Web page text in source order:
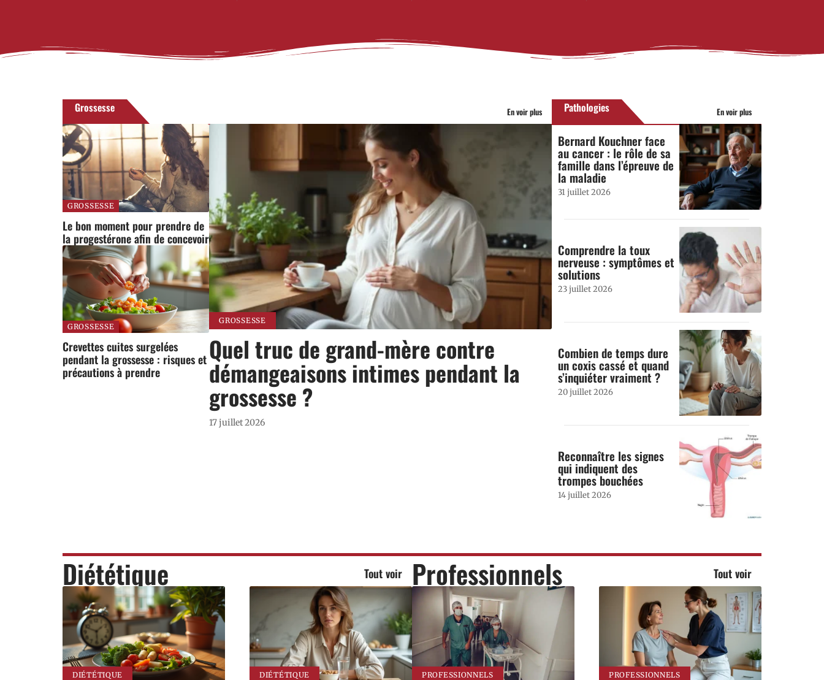
Grossesse En voir plus
GROSSESSE
Le bon moment pour prendre de
la progestérone afin de concevoir
GROSSESSE
Crevettes cuites surgelées
pendant la grossesse : risques et
précautions à prendre
GROSSESSE
Quel truc de grand-mère contre
démangeaisons intimes pendant la
grossesse ?
17 juillet 2026
Pathologies En voir plus
Bernard Kouchner face
au cancer : le rôle de sa
famille dans l’épreuve de
la maladie
31 juillet 2026
Comprendre la toux
nerveuse : symptômes et
solutions
23 juillet 2026
Combien de temps dure
un coxis cassé et quand
s’inquiéter vraiment ?
20 juillet 2026
Reconnaître les signes
qui indiquent des
trompes bouchées
14 juillet 2026
Diététique Tout voir
DIÉTÉTIQUE DIÉTÉTIQUE
Professionnels Tout voir
PROFESSIONNELS PROFESSIONNELS